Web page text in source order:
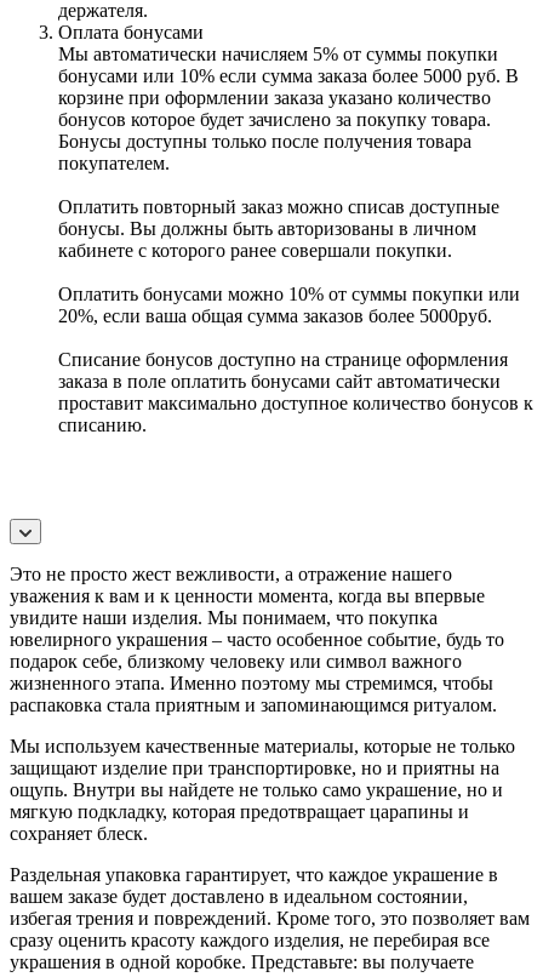
держателя.
Оплата бонусами
Мы автоматически начисляем 5% от суммы покупки
бонусами или 10% если сумма заказа более 5000 руб. В
корзине при оформлении заказа указано количество
бонусов которое будет зачислено за покупку товара.
Бонусы доступны только после получения товара
покупателем.
Оплатить повторный заказ можно списав доступные
бонусы. Вы должны быть авторизованы в личном
кабинете с которого ранее совершали покупки.
Оплатить бонусами можно 10% от суммы покупки или
20%, если ваша общая сумма заказов более 5000руб.
Списание бонусов доступно на странице оформления
заказа в поле оплатить бонусами сайт автоматически
проставит максимально доступное количество бонусов к
списанию.
Это не просто жест вежливости, а отражение нашего
уважения к вам и к ценности момента, когда вы впервые
увидите наши изделия. Мы понимаем, что покупка
ювелирного украшения – часто особенное событие, будь то
подарок себе, близкому человеку или символ важного
жизненного этапа. Именно поэтому мы стремимся, чтобы
распаковка стала приятным и запоминающимся ритуалом.
Мы используем качественные материалы, которые не только
защищают изделие при транспортировке, но и приятны на
ощупь. Внутри вы найдете не только само украшение, но и
мягкую подкладку, которая предотвращает царапины и
сохраняет блеск.
Раздельная упаковка гарантирует, что каждое украшение в
вашем заказе будет доставлено в идеальном состоянии,
избегая трения и повреждений. Кроме того, это позволяет вам
сразу оценить красоту каждого изделия, не перебирая все
украшения в одной коробке. Представьте: вы получаете